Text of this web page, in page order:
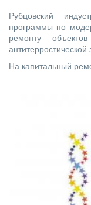
Рубцовский
программы по
ремонту
На капитальный